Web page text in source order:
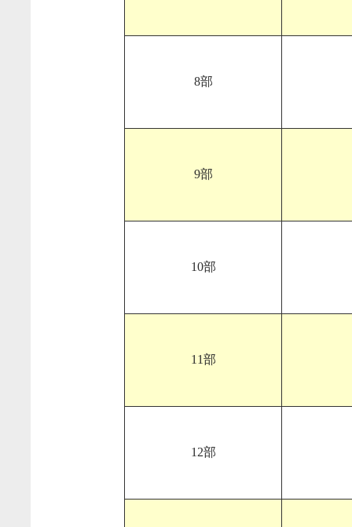
8部
9部
10部
11部
12部